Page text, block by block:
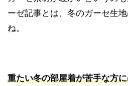
ーゼ記事とは、冬のガーセ生
ね。
重たい冬の部屋着が苦手な方